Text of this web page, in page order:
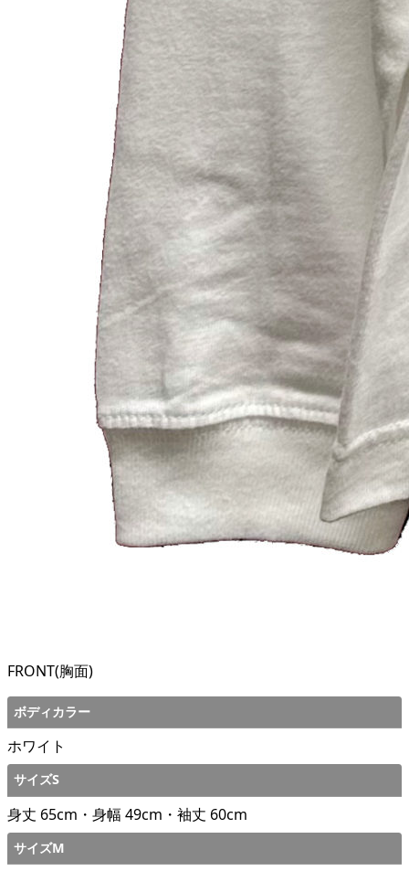
FRONT(胸面)
ボディカラー
ホワイト
サイズS
身丈 65cm・身幅 49cm・袖丈 60cm
サイズM